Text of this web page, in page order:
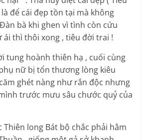
để cái đẹp tồn tại mà không
bà khi ghen vì tình còn cứu
ái thì thôi xong , tiêu đời trai !
tung hoành thiên hạ , cuối cùng
nữ bị tổn thương lòng kiêu
ghét nàng như rắn độc nhưng
trước mưu sâu chước quỷ của
long Bát bộ chắc phải hâm